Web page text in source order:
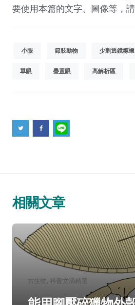
要使用本篇的文字、圖像等，請
小眼 節肢動物 少刺透鏡糠蝦
單眼 疊置眼 高解析區
相關文章
分
古生物 科普文摘精選